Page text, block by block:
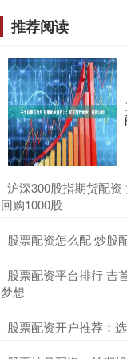
推荐阅读
沪深300股指期货配
回购1000股
股票配资怎么配 炒股
股票配资平台排行 吉
梦想
股票配资开户推荐：